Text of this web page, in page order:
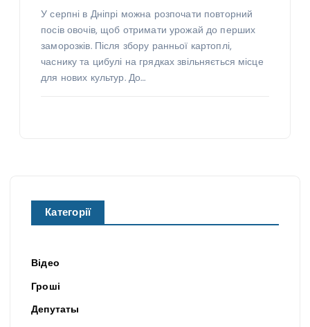
У серпні в Дніпрі можна розпочати повторний
посів овочів, щоб отримати урожай до перших
заморозків. Після збору ранньої картоплі,
часнику та цибулі на грядках звільняється місце
для нових культур. До…
Категорії
Відео
Гроші
Депутаты